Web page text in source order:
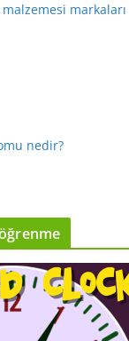
markaları
nedir?